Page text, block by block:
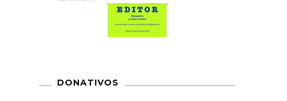
DONATIVOS